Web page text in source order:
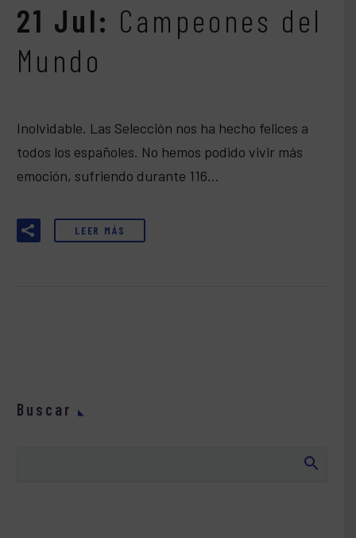
21 Jul: Campeones del
Mundo
Inolvidable. Las Selección nos ha hecho felices a
todos los españoles. No hemos podido vivir más
emoción, sufriendo durante 116…
LEER MÁS
Buscar